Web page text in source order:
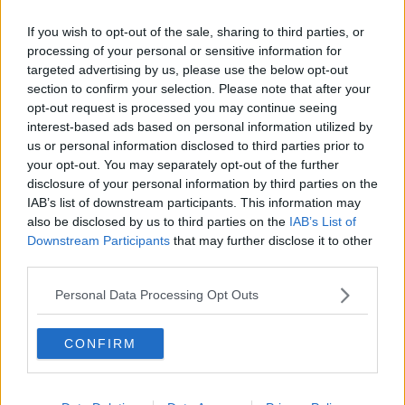
If you wish to opt-out of the sale, sharing to third parties, or
processing of your personal or sensitive information for
targeted advertising by us, please use the below opt-out
section to confirm your selection. Please note that after your
opt-out request is processed you may continue seeing
interest-based ads based on personal information utilized by
us or personal information disclosed to third parties prior to
your opt-out. You may separately opt-out of the further
disclosure of your personal information by third parties on the
IAB’s list of downstream participants. This information may
also be disclosed by us to third parties on the IAB’s List of
Downstream Participants that may further disclose it to other
Personal Data Processing Opt Outs
CONFIRM
Re e regnanti
A noi interessa il dito non la luna
Come rubare allo stato e vivere felici
Una performance
Il compagno
​Io (allo specchio)
Tramonto
Passato, presente, futuro
La virtù del non fare
Il giorno dei saldi
L'ultimo post
Leggendo l'Eneide
​(In)sicurezza stradale
Il decalogo del politico
Un calcio alla finzione
Solitudine
Il disprezzo del mondo
Beneficenza
L'inganno